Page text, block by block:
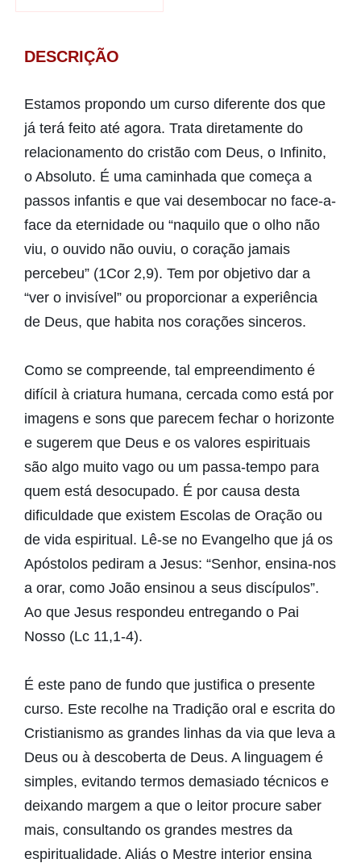
DESCRIÇÃO
Estamos propondo um curso diferente dos que
já terá feito até agora. Trata diretamente do
relacionamento do cristão com Deus, o Infinito,
o Absoluto. É uma caminhada que começa a
passos infantis e que vai desembocar no face-a-
face da eternidade ou “naquilo que o olho não
viu, o ouvido não ouviu, o coração jamais
percebeu” (1Cor 2,9). Tem por objetivo dar a
“ver o invisível” ou proporcionar a experiência
de Deus, que habita nos corações sinceros.
Como se compreende, tal empreendimento é
difícil à criatura humana, cercada como está por
imagens e sons que parecem fechar o horizonte
e sugerem que Deus e os valores espirituais
são algo muito vago ou um passa-tempo para
quem está desocupado. É por causa desta
dificuldade que existem Escolas de Oração ou
de vida espiritual. Lê-se no Evangelho que já os
Apóstolos pediram a Jesus: “Senhor, ensina-nos
a orar, como João ensinou a seus discípulos”.
Ao que Jesus respondeu entregando o Pai
Nosso (Lc 11,1-4).
É este pano de fundo que justifica o presente
curso. Este recolhe na Tradição oral e escrita do
Cristianismo as grandes linhas da via que leva a
Deus ou à descoberta de Deus. A linguagem é
simples, evitando termos demasiado técnicos e
deixando margem a que o leitor procure saber
mais, consultando os grandes mestres da
espiritualidade. Aliás o Mestre interior ensina